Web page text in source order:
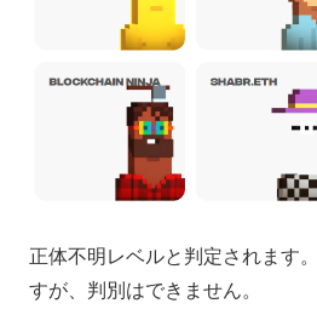
正体不明レベルと判定されます
すが、判別はできません。